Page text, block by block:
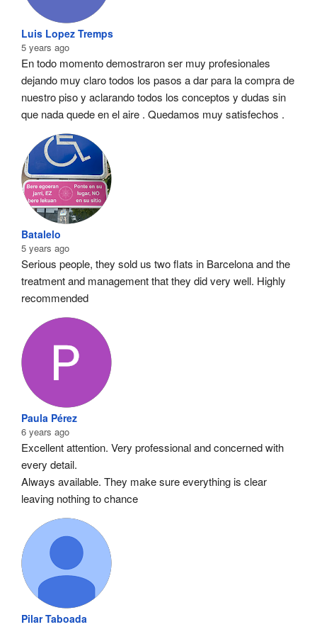
Luis Lopez Tremps
5 years ago
En todo momento demostraron ser muy profesionales
dejando muy claro todos los pasos a dar para la compra de
nuestro piso y aclarando todos los conceptos y dudas sin
que nada quede en el aire . Quedamos muy satisfechos .
Batalelo
5 years ago
Serious people, they sold us two flats in Barcelona and the
treatment and management that they did very well. Highly
recommended
Paula Pérez
6 years ago
Excellent attention. Very professional and concerned with
every detail.
Always available. They make sure everything is clear
leaving nothing to chance
Pilar Taboada